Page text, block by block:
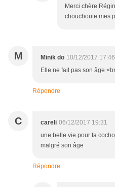
Merci chère
chouchoute mes
M Minik do 10/12/2017 17:46
Elle ne fait pas son âge
Répondre
C careli 06/12/2017 19:31
une belle vie pour ta
malgré son âge
Répondre